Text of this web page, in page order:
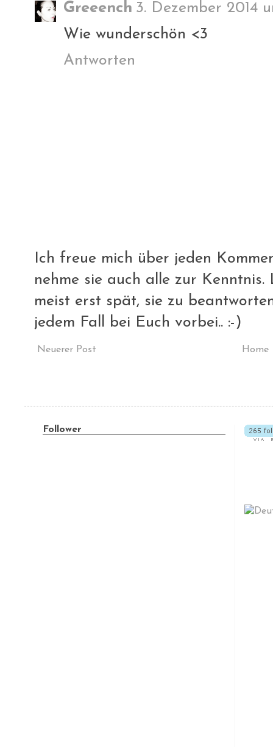
Greeench 3. Dezember 2014
Wie wunderschön <3
Antworten
Ich freue mich über jeden
nehme sie auch alle zur
meist erst spät, sie zu
jedem Fall bei Euch vorbei.. :-)
Neuerer Post Home
Follower